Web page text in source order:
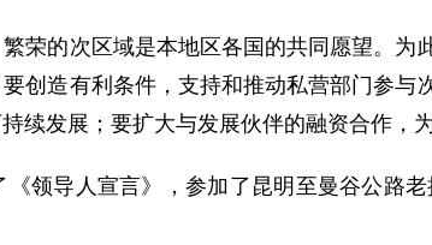
的次区域是本地区各国的共同愿望。为
创造有利条件，支持和推动私营部门参
续发展；要扩大与发展伙伴的融资合作，
导人宣言》，参加了昆明至曼谷公路老